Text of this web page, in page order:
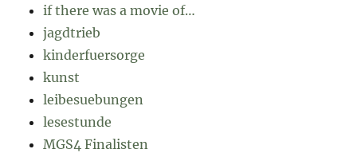
if there was a movie of…
jagdtrieb
kinderfuersorge
kunst
leibesuebungen
lesestunde
MGS4 Finalisten